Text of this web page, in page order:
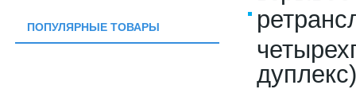
ПОПУЛЯРНЫЕ ТОВАРЫ